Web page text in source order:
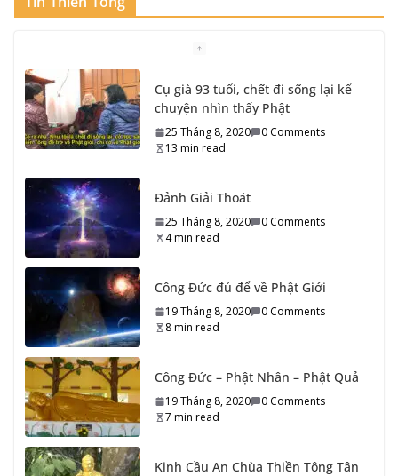
Đảnh Giải Thoát
25 Tháng 8, 2020
0 Comments
4 min read
19 Tháng 8, 2020
8 min read
19 Tháng 8, 2020
0 Comments
7 min read
Diệu
5 Tháng 8, 2020
0 Comments
6 min read
Kệ trao Huyền Ký cho Tổ Thứ nhất